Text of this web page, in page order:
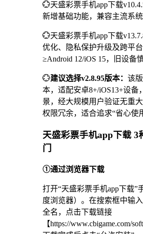
💮天盛彩票手机app下载
新增基础功能，兼容主流系统
💮天盛彩票手机app下载
优化、隐私保护升级及跨平
≥Android 12/iOS 15，旧设备慎
💮建议选择v2.8.95版本： 该
本，适配安卓8+/iOS13+设备
景，经大规模用户验证无重
权限冗余，适合追求“省心使
天盛彩票手机app下载 3
门
①通过浏览器下载
打开“天盛彩票手机app下载”
度浏览器）。在搜索框中输
全名，点击下载链接
【https://www.cbigame.com/